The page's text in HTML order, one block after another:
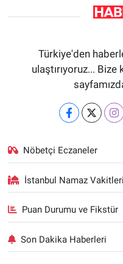
Türkiye'den
ulaştırıyoruz...
Nöbetçi Eczaneler
İstanbul Namaz Vakitleri
Puan Durumu ve Fikstür
Son Dakika Haberleri